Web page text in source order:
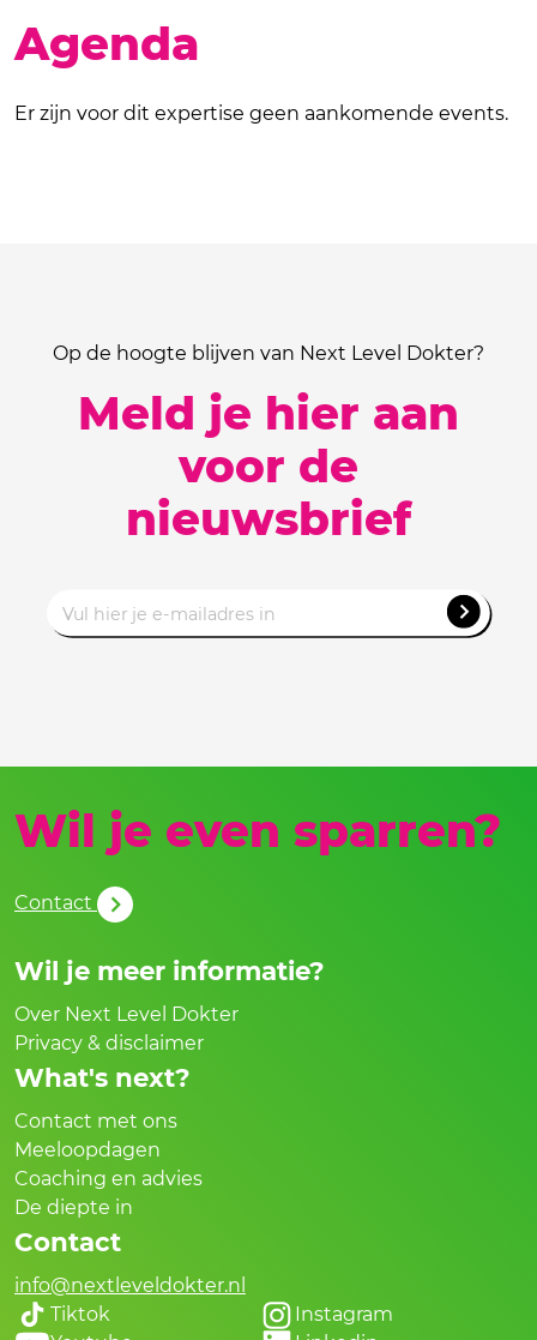
Agenda
Er zijn voor dit expertise geen aankomende events.
Op de hoogte blijven van Next Level Dokter?
Meld je hier aan
voor de
nieuwsbrief
Wil je even sparren?
Contact
Wil je meer informatie?
Over Next Level Dokter
Privacy & disclaimer
What's next?
Contact met ons
Meeloopdagen
Coaching en advies
De diepte in
Contact
info@nextleveldokter.nl
Tiktok
Instagram